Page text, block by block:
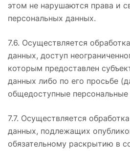
этом не нарушаются права и
персональных данных.
7.6. Осуществляется
данных, доступ
которым предоставлен
данных либо по его просьбе
общедоступные персональные
7.7. Осуществляется
данных, подлежащих
обязательному раскрытию в